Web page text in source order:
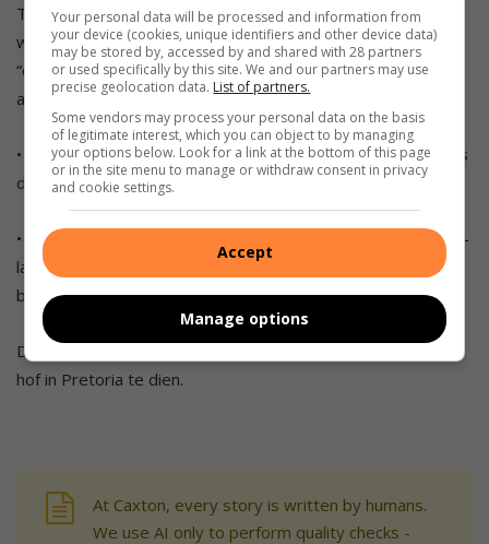
Thomas van Thomas en Swanepoel gerig waarop gevra
word om dringend aandag te skenk aan die saak aangesien
“ons projek tot stilstand gekom het in afwagting om hierdie
aangeleentheid te finaliseer”.
• ‘n Navraag is ook aangestuur aan die CSOS. Volgens hulle is
dit teen hulle beleid om op hofsake kommentaar te lewer.
• Na wat verneem word beoog die eienaars van Doornhoek-
landgoed om hul ook tot die regsgeding te voeg sodat hul
belange ook verteenwoordig kan word.
Die saak was geskeduleer om op Dinsdag 20 Julie in die hoë
hof in Pretoria te dien.
At Caxton, every story is written by humans.
We use AI only to perform quality checks -
Your personal data will be processed and information from
your device (cookies, unique identifiers and other device data)
may be stored by, accessed by and shared with 28 partners
or used specifically by this site. We and our partners may use
precise geolocation data. List of partners.
Some vendors may process your personal data on the basis
of legitimate interest, which you can object to by managing
your options below. Look for a link at the bottom of this page
or in the site menu to manage or withdraw consent in privacy
and cookie settings.
Accept
Manage options